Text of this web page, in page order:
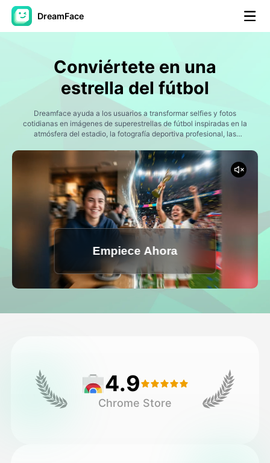
DreamFace
Avatar Video
Video de IA
Foto AI ▼
Otras herramientas
Ver todas las herramientas
Plantillas
Avatar Video
▼
Otras herramientas
Conviértete en una
estrella del fútbol
Dreamface ayuda a los usuarios a transformar selfies y fotos
cotidianas en imágenes de superestrellas de fútbol inspiradas en la
atmósfera del estadio, la fotografía deportiva profesional, las
jugadores.
Empiece Ahora
4.9
Chrome Store